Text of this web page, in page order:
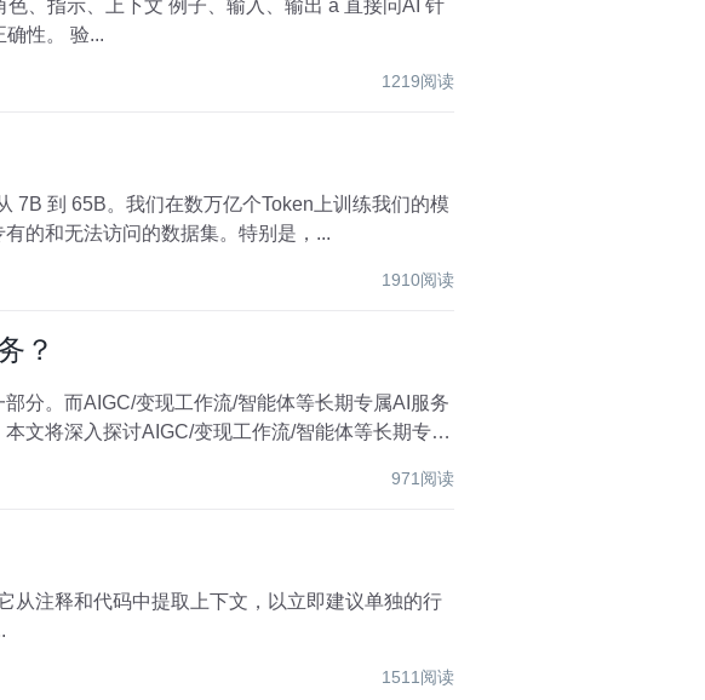
码的正确性。 验...
1219阅读
的和无法访问的数据集。特别是，...
1910阅读
？
分。而AIGC/变现工作流/智能体等长期专属AI服务
文将深入探讨AIGC/变现工作流/智能体等长期专属
971阅读
1511阅读